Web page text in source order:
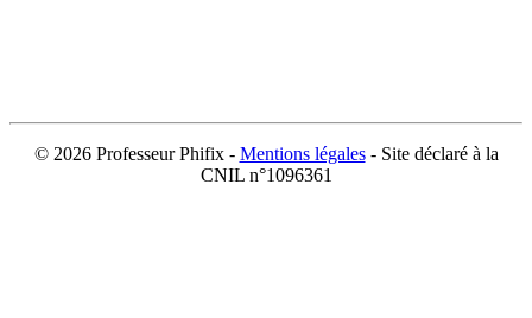
© 2026 Professeur Phifix - Mentions légales- Site déclaré à la
CNIL n°1096361